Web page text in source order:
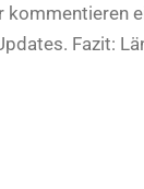
kommentieren
Fazit: